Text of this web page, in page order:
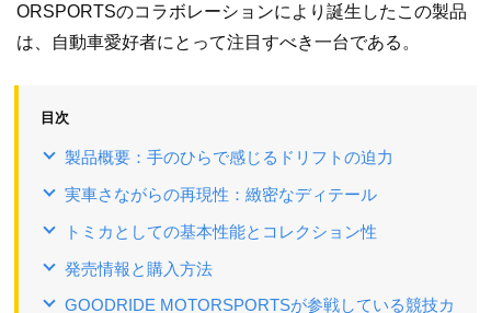
ORSPORTSのコラボレーションにより誕生したこの製品
は、自動車愛好者にとって注目すべき一台である。
目次
製品概要：手のひらで感じるドリフトの迫力
実車さながらの再現性：緻密なディテール
トミカとしての基本性能とコレクション性
発売情報と購入方法
GOODRIDE MOTORSPORTSが参戦している競技カ